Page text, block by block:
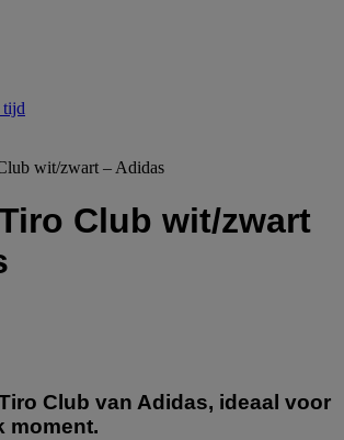
tijd
wit/zwart – Adidas
Club wit/zwart
Club van Adidas, ideaal voor
moment.